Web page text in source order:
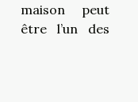
maison peut
être l’un des